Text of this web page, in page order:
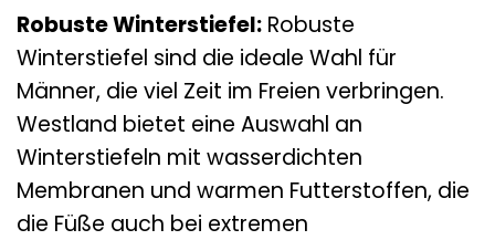
Robuste Winterstiefel: Robuste
Winterstiefel sind die ideale Wahl für
Männer, die viel Zeit im Freien verbringen.
Westland bietet eine Auswahl an
Winterstiefeln mit wasserdichten
Membranen und warmen Futterstoffen, die
die Füße auch bei extremen